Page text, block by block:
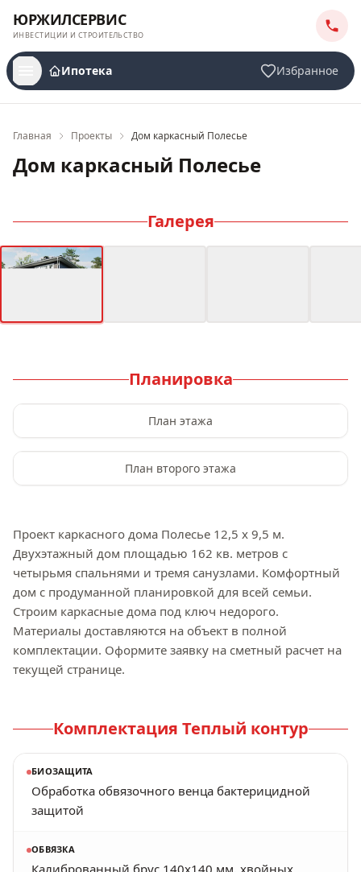
ЮРЖИЛСЕРВИС
ИНВЕСТИЦИИ И СТРОИТЕЛЬСТВО
Ипотека Избранное
Главная Проекты Дом каркасный Полесье
Дом каркасный Полесье
Галерея
Планировка
План этажа
План второго этажа
Проект каркасного дома Полесье 12,5 x 9,5 м.
Двухэтажный дом площадью 162 кв. метров с
четырьмя спальнями и тремя санузлами. Комфортный
дом с продуманной планировкой для всей семьи.
Строим каркасные дома под ключ недорого.
Материалы доставляются на объект в полной
комплектации. Оформите заявку на сметный расчет на
текущей странице.
Комплектация Теплый контур
БИОЗАЩИТА
Обработка обвязочного венца бактерицидной
защитой
ОБВЯЗКА
Калиброванный брус 140х140 мм. хвойных